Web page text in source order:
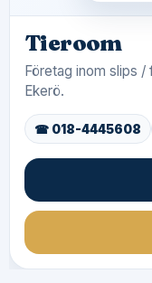
Tieroom
Företag inom slips
Ekerö.
☎ 018-4445608